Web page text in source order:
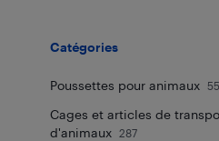
Catégories
Poussettes pour animaux 55
Cages et articles de
d'animaux
287